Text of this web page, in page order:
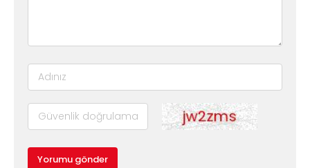
Yorumu gönder